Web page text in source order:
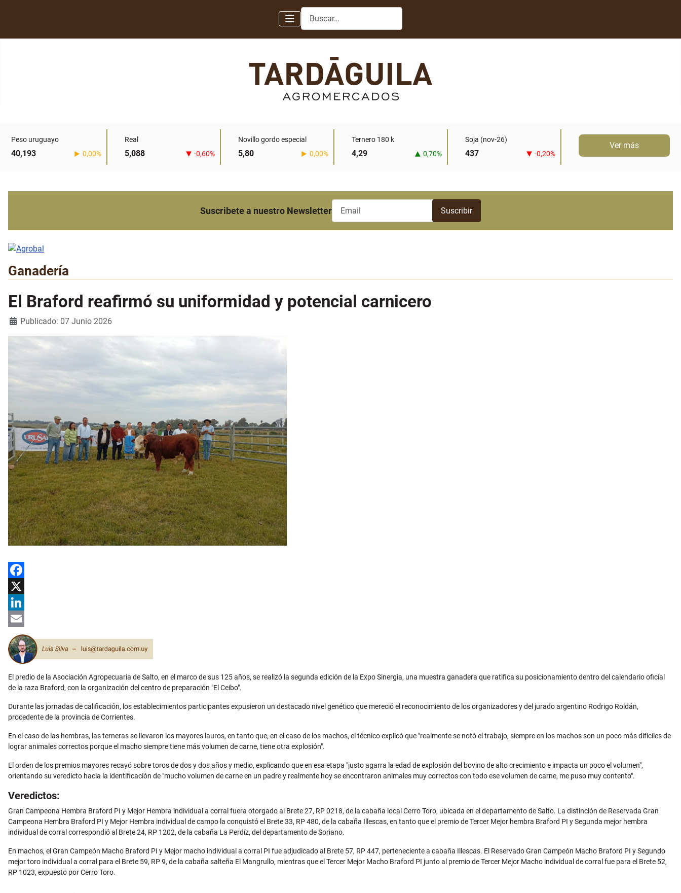
Buscar
Peso uruguayo
40,193 0,00%
Real
5,088 -0,60%
Novillo gordo especial
5,80 0,00%
Ternero 180 k
4,29 0,70%
Soja (nov-26)
437 -0,20%
Ver más
Suscribete a nuestro Newsletter
Ganadería
El Braford reafirmó su uniformidad y potencial carnicero
Detalles
Publicado: 07 Junio 2026
Facebook
X
LinkedIn
Email
El predio de la Asociación Agropecuaria de Salto, en el marco de sus 125 años, se realizó la segunda edición de la Expo Sinergia, una muestra ganadera que ratifica su posicionamiento dentro del calendario oficial
de la raza Braford, con la organización del centro de preparación "El Ceibo".
Durante las jornadas de calificación, los establecimientos participantes expusieron un destacado nivel genético que mereció el reconocimiento de los organizadores y del jurado argentino Rodrigo Roldán,
procedente de la provincia de Corrientes.
En el caso de las hembras, las terneras se llevaron los mayores lauros, en tanto que, en el caso de los machos, el técnico explicó que "realmente se notó el trabajo, siempre en los machos son un poco más difíciles de
lograr animales correctos porque el macho siempre tiene más volumen de carne, tiene otra explosión".
El orden de los premios mayores recayó sobre toros de dos y dos años y medio, explicando que en esa etapa "justo agarra la edad de explosión del bovino de alto crecimiento e impacta un poco el volumen",
orientando su veredicto hacia la identificación de "mucho volumen de carne en un padre y realmente hoy se encontraron animales muy correctos con todo ese volumen de carne, me puso muy contento".
Veredictos:
Gran Campeona Hembra Braford PI y Mejor Hembra individual a corral fuera otorgado al Brete 27, RP 0218, de la cabaña local Cerro Toro, ubicada en el departamento de Salto. La distinción de Reservada Gran
Campeona Hembra Braford PI y Mejor Hembra individual de campo la conquistó el Brete 33, RP 480, de la cabaña Illescas, en tanto que el premio de Tercer Mejor hembra Braford PI y Segunda mejor hembra
individual de corral correspondió al Brete 24, RP 1202, de la cabaña La Perdíz, del departamento de Soriano.
En machos, el Gran Campeón Macho Braford PI y Mejor macho individual a corral PI fue adjudicado al Brete 57, RP 447, perteneciente a cabaña Illescas. El Reservado Gran Campeón Macho Braford PI y Segundo
mejor toro individual a corral para el Brete 59, RP 9, de la cabaña salteña El Mangrullo, mientras que el Tercer Mejor Macho Braford PI junto al premio de Tercer Mejor Macho individual de corral fue para el Brete 52,
RP 1023, expuesto por Cerro Toro.